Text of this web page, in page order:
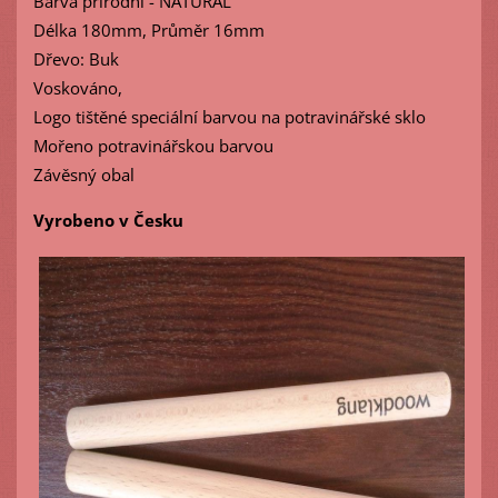
Délka 180mm, Průměr 16mm
Dřevo: Buk
Voskováno,
Logo tištěné speciální barvou na potravinářské sklo
Mořeno potravinářskou barvou
Závěsný obal
Vyrobeno v Česku